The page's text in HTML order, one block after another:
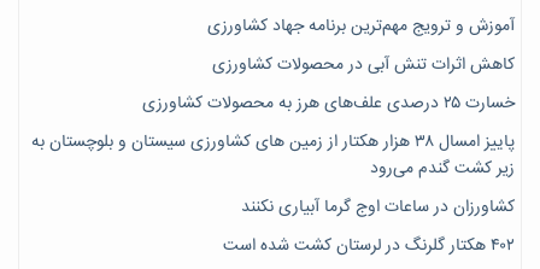
آموزش و ترویج مهم‌ترین برنامه جهاد کشاورزی
کاهش اثرات تنش آبی در محصولات کشاورزی
خسارت ۲۵ درصدی علف‌های هرز به محصولات کشاورزی
پاییز امسال ۳۸ هزار هکتار از زمین های کشاورزی سیستان و بلوچستان به
زیر کشت گندم می‌رود
کشاورزان در ساعات اوج گرما آبیاری نکنند
۴۰۲ هکتار گلرنگ در لرستان کشت شده است